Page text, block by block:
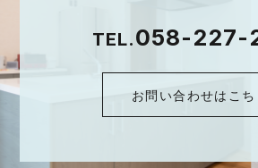
TEL.058-227-
お問い合わせはこち